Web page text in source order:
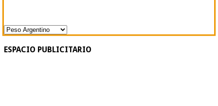
ESPACIO PUBLICITARIO